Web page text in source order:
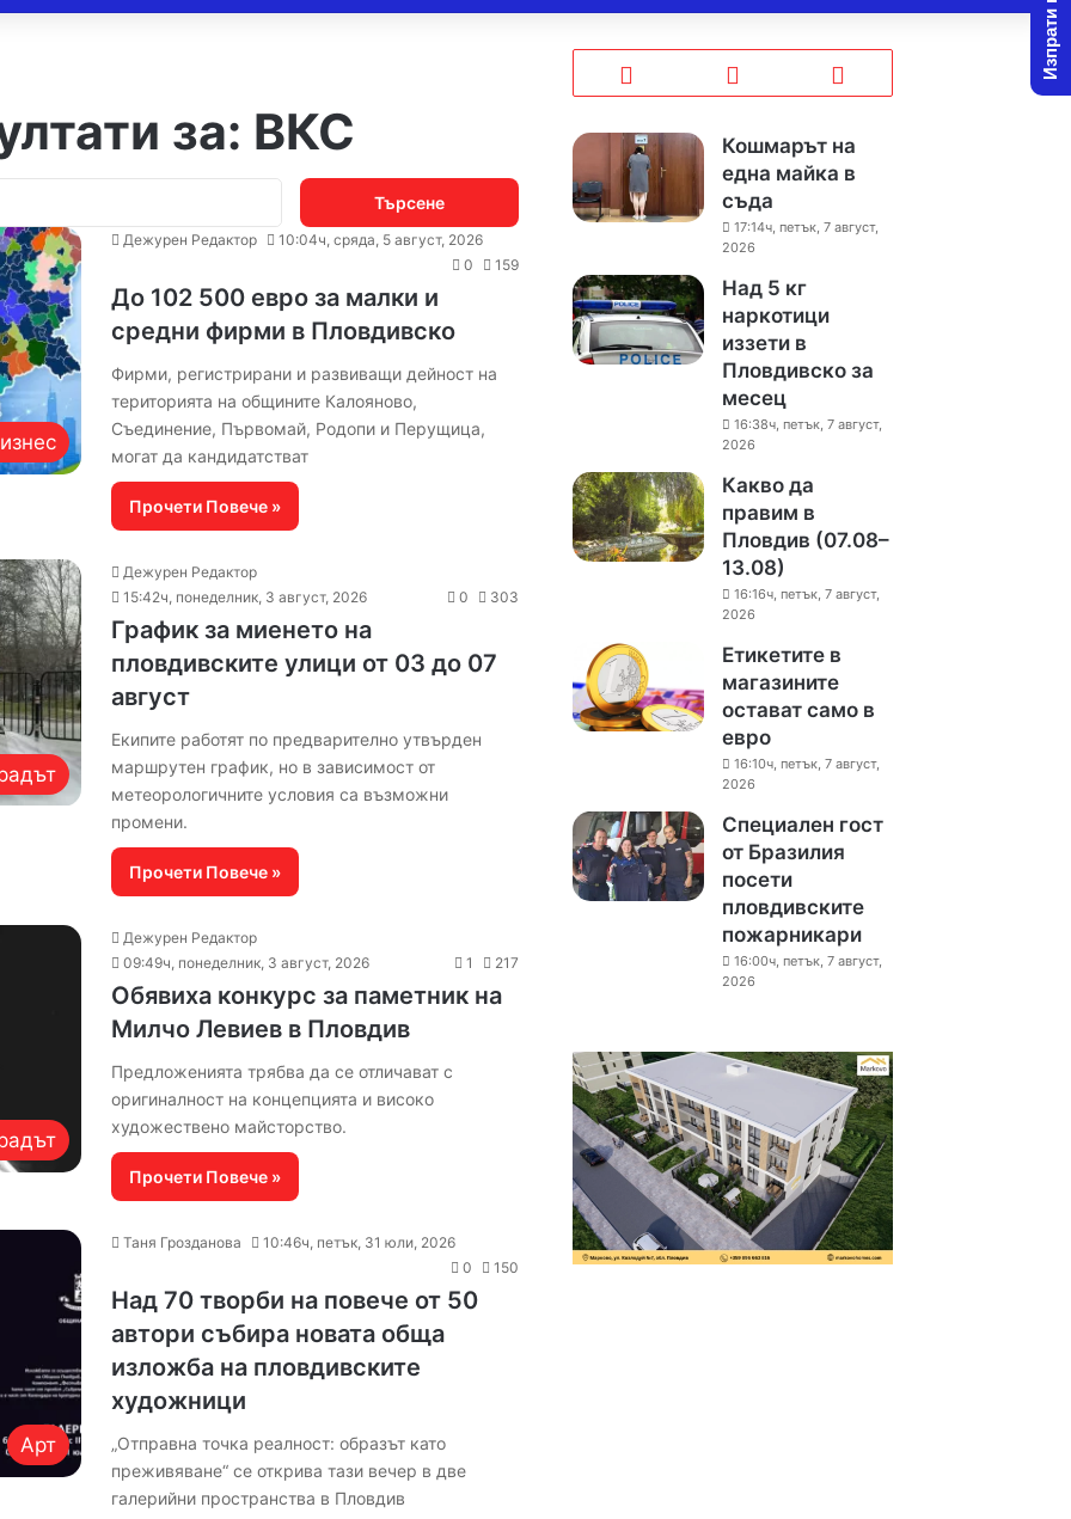
за: ВКС
Търсене
за:
Дежурен Редактор
10:04ч, сряда, 5 август, 2026
0
159
До 102 500 евро за малки и
средни фирми в Пловдивско
Фирми, регистрирани и развиващи дейност на
територията на общините Калояново,
Съединение, Първомай, Родопи и Перущица,
могат да кандидатстват
Прочети Повече »
Дежурен Редактор
15:42ч, понеделник, 3 август, 2026
0 303
График за миенето на
пловдивските улици от 03 до 07
август
Екипите работят по предварително утвърден
маршрутен график, но в зависимост от
метеорологичните условия са възможни
промени.
Прочети Повече »
Дежурен Редактор
09:49ч, понеделник, 3 август, 2026
1 217
Обявиха конкурс за паметник на
Милчо Левиев в Пловдив
Предложенията трябва да се отличават с
оригиналност на концепцията и високо
художествено майсторство.
Прочети Повече »
Арт
Таня Грозданова
10:46ч, петък, 31 юли, 2026
0
150
Над 70 творби на повече от 50
автори събира новата обща
изложба на пловдивските
художници
„Отправна точка реалност: образът като
преживяване“ се открива тази вечер в две
галерийни пространства в Пловдив
Кошмарът на
една майка в
съда
17:14ч, петък, 7 август,
2026
Над 5 кг
наркотици
иззети в
Пловдивско за
месец
16:38ч, петък, 7 август,
2026
Какво да
правим в
Пловдив (07.08–
13.08)
16:16ч, петък, 7 август,
2026
Етикетите в
магазините
остават само в
евро
16:10ч, петък, 7 август,
2026
Специален гост
от Бразилия
посети
пловдивските
пожарникари
16:00ч, петък, 7 август,
2026